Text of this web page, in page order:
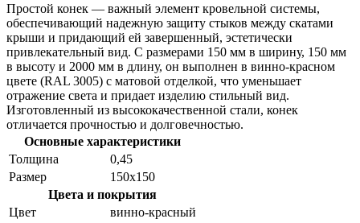
Простой конек — важный элемент кровельной системы,
обеспечивающий надежную защиту стыков между скатами
крыши и придающий ей завершенный, эстетически
привлекательный вид. С размерами 150 мм в ширину, 150 мм
в высоту и 2000 мм в длину, он выполнен в винно-красном
цвете (RAL 3005) с матовой отделкой, что уменьшает
отражение света и придает изделию стильный вид.
Изготовленный из высококачественной стали, конек
отличается прочностью и долговечностью.
Основные характеристики
Толщина
0,45
Размер
150x150
Цвета и покрытия
Цвет
винно-красный